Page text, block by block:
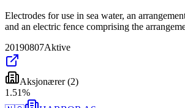
Electrodes for use in sea water, an
and an electric fence comprising the
20190807Aktive
Aksjonærer(2)
1 .51%